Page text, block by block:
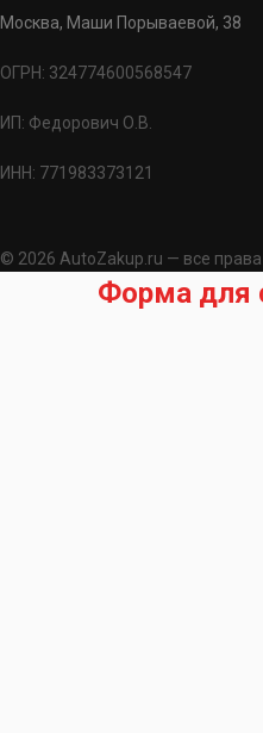
Москва, Маши Порываевой, 38
ОГРН: 324774600568547
ИП: Федорович О.В.
ИНН: 771983373121
© 2026 AutoZakup.ru — все
Форма для